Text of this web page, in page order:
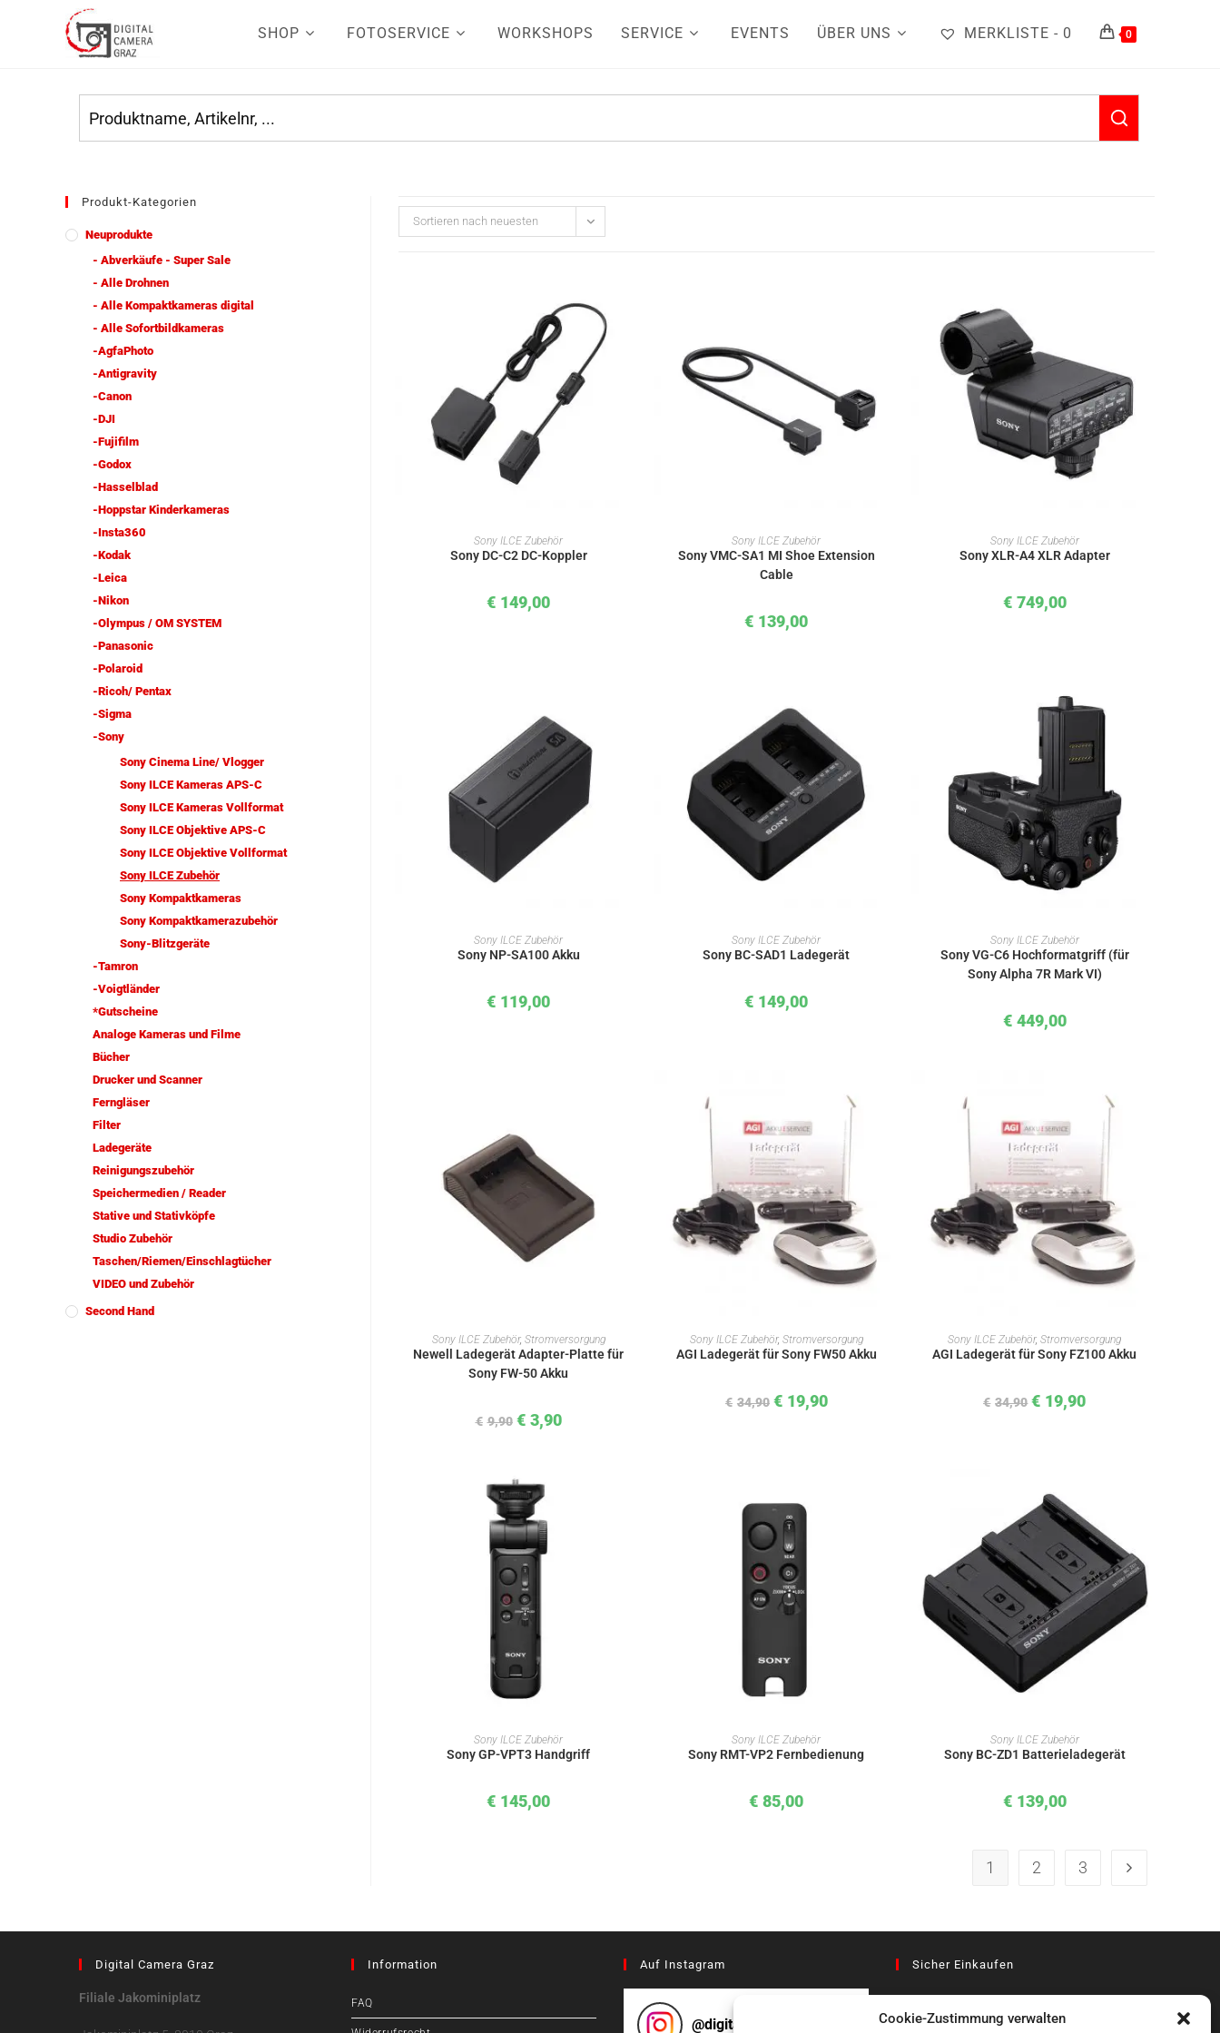
Cookie-Zustimmung verwalten
SHOP FOTOSERVICE WORKSHOPS SERVICE EVENTS ÜBER UNS MERKLISTE - 0 0
Produkt-Kategorien
Neuprodukte
- Abverkäufe - Super Sale
- Alle Drohnen
- Alle Kompaktkameras digital
- Alle Sofortbildkameras
-AgfaPhoto
-Antigravity
-Canon
-DJI
-Fujifilm
-Godox
-Hasselblad
-Hoppstar Kinderkameras
-Insta360
-Kodak
-Leica
-Nikon
-Olympus / OM SYSTEM
-Panasonic
-Polaroid
-Ricoh/ Pentax
-Sigma
-Sony
Sony Cinema Line/ Vlogger
Sony ILCE Kameras APS-C
Sony ILCE Kameras Vollformat
Sony ILCE Objektive APS-C
Sony ILCE Objektive Vollformat
Sony ILCE Zubehör
Sony Kompaktkameras
Sony Kompaktkamerazubehör
Sony-Blitzgeräte
-Tamron
-Voigtländer
*Gutscheine
Analoge Kameras und Filme
Bücher
Drucker und Scanner
Ferngläser
Filter
Ladegeräte
Reinigungszubehör
Speichermedien / Reader
Stative und Stativköpfe
Studio Zubehör
Taschen/Riemen/Einschlagtücher
VIDEO und Zubehör
Second Hand
Sortieren nach neuesten
IN DEN WARENKORB
Sony ILCE Zubehör
Sony DC-C2 DC-Koppler
€ 149,00
IN DEN WARENKORB
Sony ILCE Zubehör
Sony VMC-SA1 MI Shoe Extension
Cable
€ 139,00
IN DEN WARENKORB
Sony ILCE Zubehör
Sony XLR-A4 XLR Adapter
€ 749,00
IN DEN WARENKORB
Sony ILCE Zubehör
Sony NP-SA100 Akku
€ 119,00
IN DEN WARENKORB
Sony ILCE Zubehör
Sony BC-SAD1 Ladegerät
€ 149,00
IN DEN WARENKORB
Sony ILCE Zubehör
Sony VG-C6 Hochformatgriff (für
Sony Alpha 7R Mark VI)
€ 449,00
IN DEN WARENKORB
Sony ILCE Zubehör, Stromversorgung
Newell Ladegerät Adapter-Platte für
Sony FW-50 Akku
€ 9,90 € 3,90
IN DEN WARENKORB
Sony ILCE Zubehör, Stromversorgung
AGI Ladegerät für Sony FW50 Akku
€ 34,90 € 19,90
IN DEN WARENKORB
Sony ILCE Zubehör,Stromversorgung
AGI Ladegerät für Sony FZ100 Akku
€ 34,90 € 19,90
IN DEN WARENKORB
Sony ILCE Zubehör
Sony GP-VPT3 Handgriff
€ 145,00
IN DEN WARENKORB
Sony ILCE Zubehör
Sony RMT-VP2 Fernbedienung
€ 85,00
IN DEN WARENKORB
Sony ILCE Zubehör
Sony BC-ZD1 Batterieladegerät
€ 139,00
1 2 3
Digital Camera Graz
Filiale Jakominiplatz
Information
FAQ
Auf Instagram
@digitalcameragraz
Sicher Einkaufen